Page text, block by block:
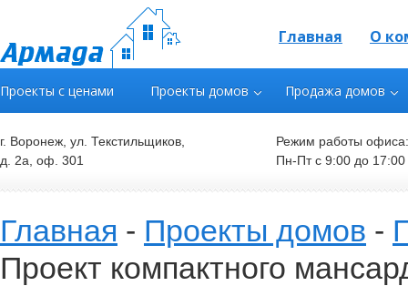
Главная О
Проекты с ценами Проекты домов Продажа домов
г. Воронеж, ул. Текстильщиков,
д. 2а, оф. 301
Режим работы офиса:
Пн-Пт с 9:00 до 17:00
Главная - Проекты домов -
Проект компактного